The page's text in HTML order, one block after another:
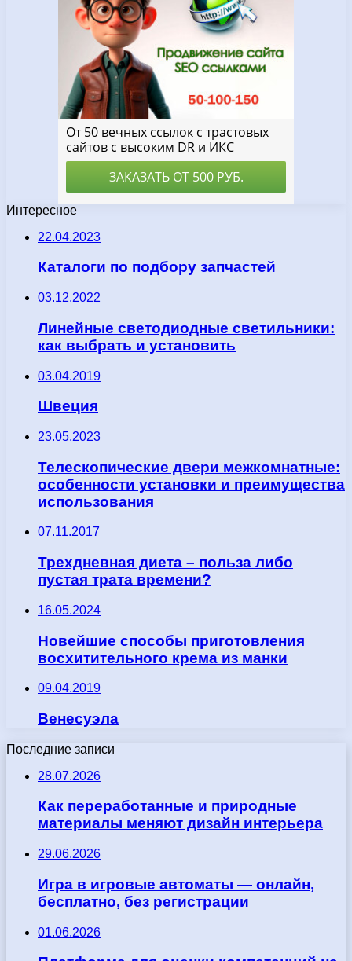
Интересное
22.04.2023
Каталоги по подбору запчастей
03.12.2022
Линейные светодиодные светильники:
как выбрать и установить
03.04.2019
Швеция
23.05.2023
Телескопические двери межкомнатные:
особенности установки и преимущества
использования
07.11.2017
Трехдневная диета – польза либо
пустая трата времени?
16.05.2024
Новейшие способы приготовления
восхитительного крема из манки
09.04.2019
Венесуэла
Последние записи
28.07.2026
Как переработанные и природные
материалы меняют дизайн интерьера
29.06.2026
Игра в игровые автоматы — онлайн,
бесплатно, без регистрации
01.06.2026